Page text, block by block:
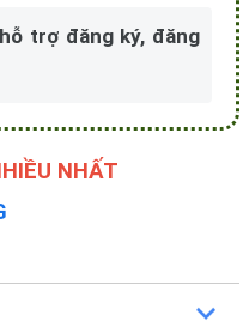
trợ đăng ký, đăng
NHẤT